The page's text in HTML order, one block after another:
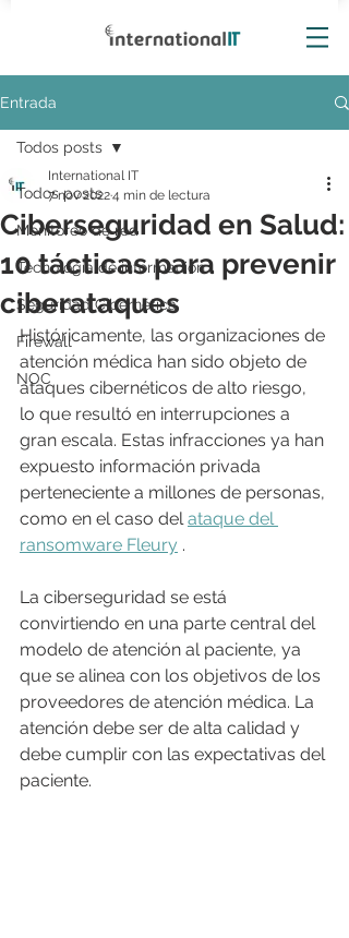
Entrada
Todos posts
Monitoreo de red
Tecnología de información
Seguridad Cibernética
Firewall
NOC
Todos posts
Ciberseguridad en Salud:
10 tácticas para prevenir
ciberataques
International IT
7 nov 20224 min de lectura
Históricamente, las organizaciones de
atención médica han sido objeto de
ataques cibernéticos de alto riesgo,
lo que resultó en interrupciones a
gran escala. Estas infracciones ya han
expuesto información privada
perteneciente a millones de personas,
como en el caso del ataque del
ransomware Fleury .
La ciberseguridad se está
convirtiendo en una parte central del
modelo de atención al paciente, ya
que se alinea con los objetivos de los
proveedores de atención médica. La
atención debe ser de alta calidad y
debe cumplir con las expectativas del
paciente.